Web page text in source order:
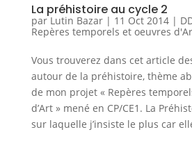
La préhistoire au cycle 2
par Lutin Bazar| 11 Oct 2014|
Repères temporels et oeuvres
Vous trouverez dans cet article
autour de la préhistoire, thème
de mon projet « Repères
d’Art » mené en CP/CE1. La
sur laquelle j’insiste le plus car